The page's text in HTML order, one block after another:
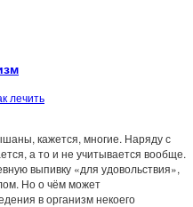
лечить
кажется, многие. Наряду с
а то и не учитывается вообще.
выпивку «для удовольствия»,
Но о чём может
в организм некоего